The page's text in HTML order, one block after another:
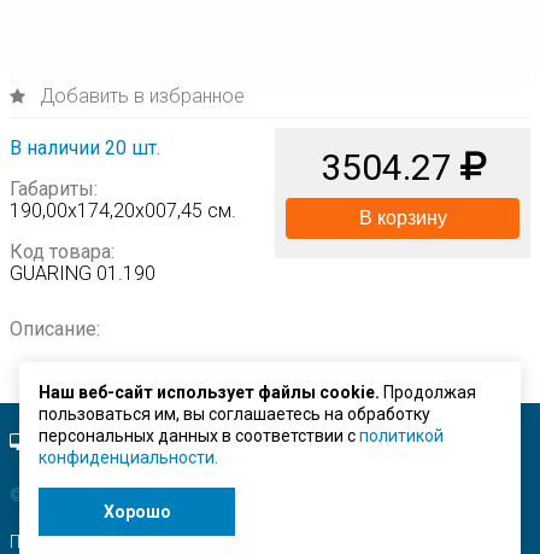
Добавить в избранное
В наличии 20 шт.
Габариты:
190,00х174,20х007,45 см.
Код товара:
GUARING 01.190
3504.27
В корзину
Описание:
Полная версия сайта.
© ЗАО "Строймашсервис"
Поисковое продвижение
Наш веб-сайт использует файлы cookie. Продолжая
пользоваться им, вы соглашаетесь на обработку
персональных данных в соответствии сполитикой
конфиденциальности.
Хорошо